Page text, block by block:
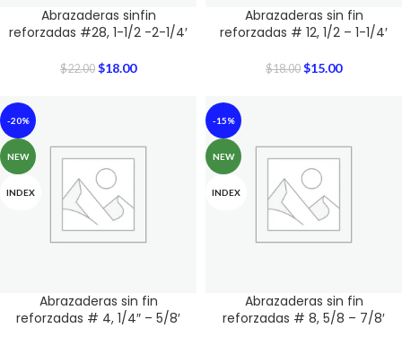
Abrazaderas sinfin
reforzadas #28, 1-1/2 -2-1/4′
$22.00 $18.00
Abrazaderas sin fin
reforzadas # 12, 1/2 – 1-1/4′
$18.00 $15.00
-20%
NEW
INDEX
Abrazaderas sin fin
reforzadas # 4, 1/4″ – 5/8′
-15%
NEW
INDEX
Abrazaderas sin fin
reforzadas # 8, 5/8 – 7/8′